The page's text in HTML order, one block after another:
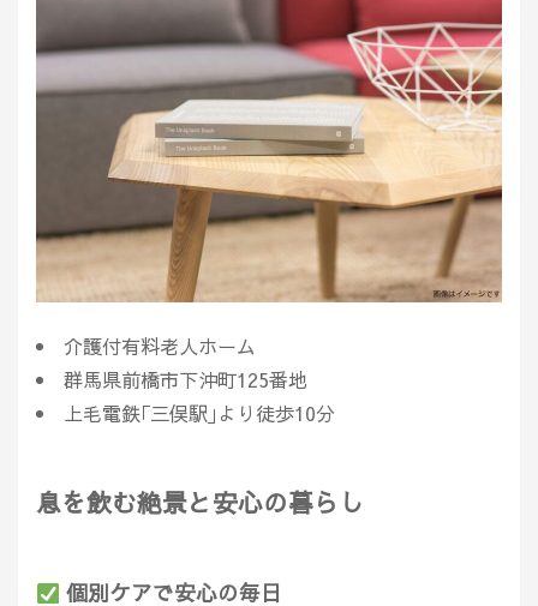
介護付有料老人ホーム
群馬県前橋市下沖町125番地
上毛電鉄｢三俣駅｣より徒歩10分
息を飲む絶景と安心の暮らし
個別ケアで安心の毎日